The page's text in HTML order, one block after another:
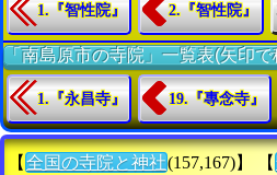
1.『智性院』 2.『智性院』
「南島原市の寺院」一覧表(矢印で
1.『永昌寺』 19.『專念寺』
【 全国の寺院と神社(157,167)】 【